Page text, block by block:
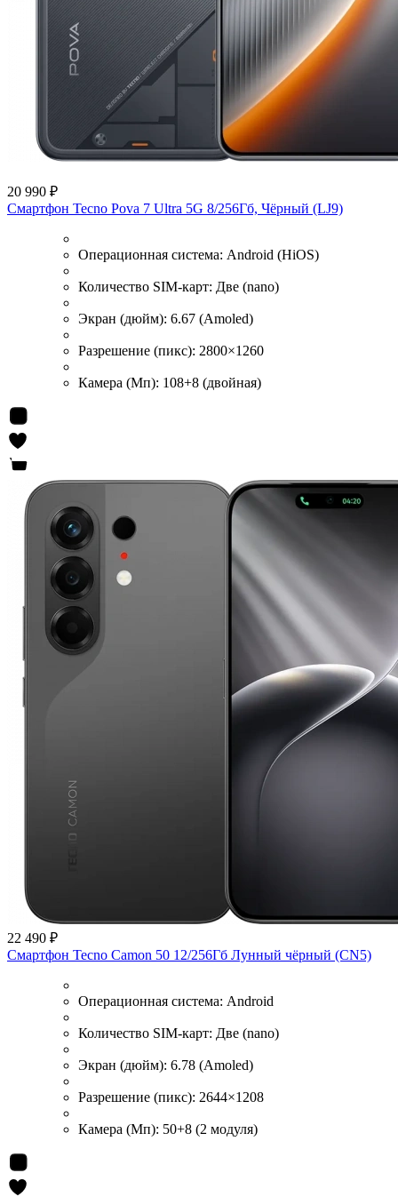
20 990 ₽
Смартфон Tecno Pova 7 Ultra 5G 8/256Гб, Чёрный (LJ9)
Операционная система: Android (HiOS)
Количество SIM-карт: Две (nano)
Экран (дюйм): 6.67 (Amoled)
Разрешение (пикс): 2800×1260
Камера (Мп): 108+8 (двойная)
22 490 ₽
Смартфон Tecno Camon 50 12/256Гб Лунный чёрный (CN5)
Операционная система: Android
Количество SIM-карт: Две (nano)
Экран (дюйм): 6.78 (Amoled)
Разрешение (пикс): 2644×1208
Камера (Мп): 50+8 (2 модуля)